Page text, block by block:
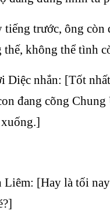
tiếng trước, ông còn
thế, không thể tình
Diệc nhắn: [Tốt
đang cõng
Liêm: [Hay là tối